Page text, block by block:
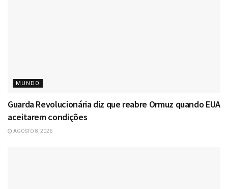
MUNDO
Guarda Revolucionária diz que reabre Ormuz quando EUA
aceitarem condições
AGOSTO 8, 2026